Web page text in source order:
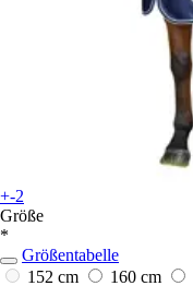
+-2
Größe
*
Größentabelle
152 cm
160 cm